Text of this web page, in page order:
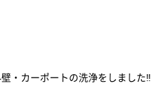
・カーポートの洗浄をしました‼